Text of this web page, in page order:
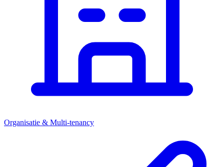
Organisatie & Multi-tenancy